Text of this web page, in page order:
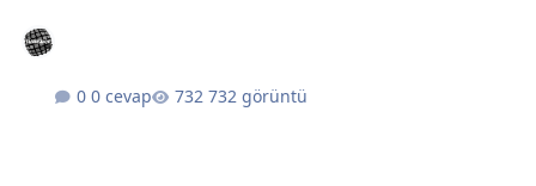
0 cevap 732 görüntü